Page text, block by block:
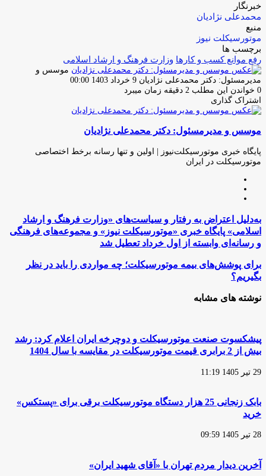
خبرنگار
محمدعلی نژادیان
منبع
موتورسیکلت نیوز
برچسب ها
رفع موانع کسب و کارها وزارت فرهنگ و ارشاد اسلامی
موسس و
مدیرمسئول: دکتر محمدعلی نژادیان ارسال
ایمیل
9 خرداد 1403 00:00
0 خواندن این مطلب 2 دقیقه زمان میبرد
اشتراک گذاری
فیس
توئیتر
لینکدین
واتس
تلگرام
اشتراک
از
ایمیل
چاپ
موسس و مدیرمسئول: دکتر محمدعلی نژادیان
پایگاه خبری موتورسیکلت‌نیوز | اولین و تنها رسانه برخط اختصاصی
موتورسیکلت در ایران
به‌دلیل
اعتراض
به
رفتار
سیاست‌های
«وزارت
و
خبری
«موتورسیکلت‌
نیوز»
و
مجموعه‌های
و
رسانه‌ای
وابسته
از
اول
تعطیل
شد
به‌دلیل اعتراض به رفتار و سیاست‌های «وزارت فرهنگ و ارشاد
اسلامی» پایگاه خبری «موتورسیکلت‌ نیوز» و مجموعه‌های فرهنگی
و رسانه‌ای وابسته از اول خرداد تعطیل شد
برای
پوشش‌های
بیمه
موتورسیکلت؛
چه
باید
در
نظر
برای پوشش‌های بیمه موتورسیکلت؛ چه مواردی را باید در نظر
بگیریم؟
نوشته های مشابه
پیشکسوت صنعت موتورسیکلت و دوچرخه ایران اعلام کرد: رشد
بیش از 2 برابری قیمت موتورسیکلت در مقایسه با سال 1404
29 تیر 1405 11:19
بابک زنجانی 25 هزار دستگاه موتورسیکلت برقی برای «پستکس»
خرید
28 تیر 1405 09:59
آخرین دیدار مردم تهران با «آقای شهید ایران»